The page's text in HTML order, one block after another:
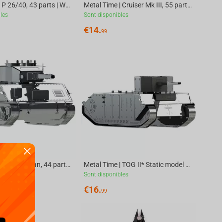
Metal Time | P 26/40, 43 parts | World of Tanks Metal Time | Cruiser Mk III, 55 parts | World of Tanks
Sont disponibles
€14.99
Metal Time | M4 Sherman, 44 parts | World of Tanks Metal Time | TOG II* Static model DIY kit of tank, 29 parts | World of Tanks
Sont disponibles
€16.99